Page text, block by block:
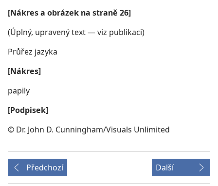
[Nákres a obrázek na straně 26]
(Úplný, upravený text — viz publikaci)
Průřez jazyka
[Nákres]
papily
[Podpisek]
© Dr. John D. Cunningham/Visuals Unlimited
Předchozí Další